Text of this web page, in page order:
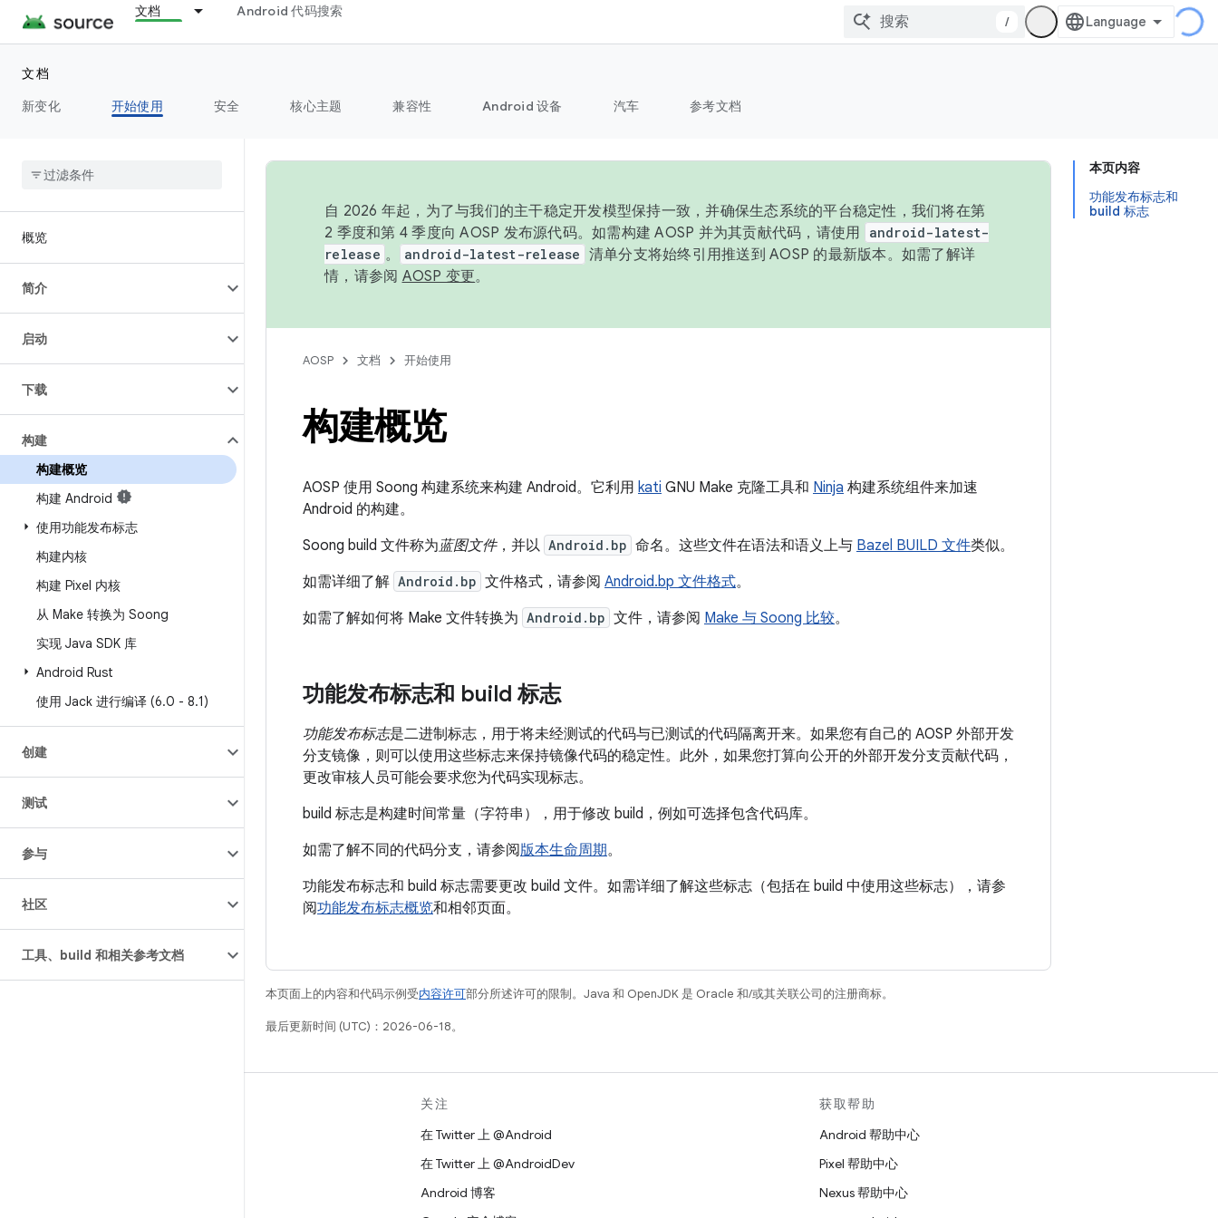
文档 Android 代码搜索
/
文档
新变化
开始使用 安全 核心主题 兼容性 Android 设备 汽车 参考文档
概览
简介
启动
下载
构建
构建概览
构建 Android
使用功能发布标志
构建内核
构建 Pixel 内核
从 Make 转换为 Soong
实现 Java SDK 库
Android Rust
使用 Jack 进行编译 (6.0 - 8.1)
创建
测试
参与
社区
工具、build 和相关参考文档
本页内容
功能发布标志和
build 标志
自 2026 年起，为了与我们的主干稳定开发模型保持一致，并确保生态系统的平台稳定性，我们将在第
2 季度和第 4 季度向 AOSP 发布源代码。如需构建 AOSP 并为其贡献代码，请使用
android-latest-
release 。 android-latest-release 清单分支将始终引用推送到 AOSP 的最新版本。如需了解详
情，请参阅 AOSP 变更。
AOSP 文档 开始使用
构建概览
AOSP 使用 Soong 构建系统来构建 Android。它利用 kati GNU Make 克隆工具和 Ninja 构建系统组件来加速
Android 的构建。
Soong build 文件称为蓝图文件，并以 Android.bp 命名。这些文件在语法和语义上与 Bazel BUILD 文件类似。
如需详细了解 Android.bp 文件格式，请参阅 Android.bp 文件格式。
如需了解如何将 Make 文件转换为 Android.bp 文件，请参阅 Make 与 Soong 比较。
功能发布标志和 build 标志
功能发布标志是二进制标志，用于将未经测试的代码与已测试的代码隔离开来。如果您有自己的 AOSP 外部开发
分支镜像，则可以使用这些标志来保持镜像代码的稳定性。此外，如果您打算向公开的外部开发分支贡献代码，
更改审核人员可能会要求您为代码实现标志。
build 标志是构建时间常量（字符串），用于修改 build，例如可选择包含代码库。
如需了解不同的代码分支，请参阅版本生命周期。
功能发布标志和 build 标志需要更改 build 文件。如需详细了解这些标志（包括在 build 中使用这些标志），请参
阅功能发布标志概览和相邻页面。
本页面上的内容和代码示例受内容许可部分所述许可的限制。Java 和 OpenJDK 是 Oracle 和/或其关联公司的注册商标。
最后更新时间 (UTC)：2026-06-18。
关注
在 Twitter 上 @Android
在 Twitter 上 @AndroidDev
Android 博客
获取帮助
Android 帮助中心
Pixel 帮助中心
Nexus 帮助中心